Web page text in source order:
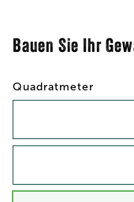
Bauen Sie Ihr
Quadratmeter